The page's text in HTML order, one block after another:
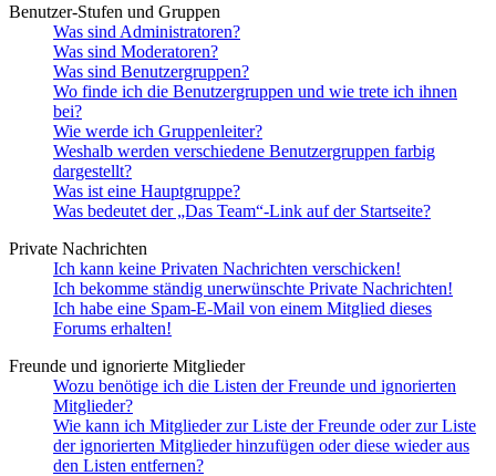
Benutzer-Stufen und Gruppen
Was sind Administratoren?
Was sind Moderatoren?
Was sind Benutzergruppen?
Wo finde ich die Benutzergruppen und wie trete ich ihnen
bei?
Wie werde ich Gruppenleiter?
Weshalb werden verschiedene Benutzergruppen farbig
dargestellt?
Was ist eine Hauptgruppe?
Was bedeutet der „Das Team“-Link auf der Startseite?
Private Nachrichten
Ich kann keine Privaten Nachrichten verschicken!
Ich bekomme ständig unerwünschte Private Nachrichten!
Ich habe eine Spam-E-Mail von einem Mitglied dieses
Forums erhalten!
Freunde und ignorierte Mitglieder
Wozu benötige ich die Listen der Freunde und ignorierten
Mitglieder?
Wie kann ich Mitglieder zur Liste der Freunde oder zur Liste
der ignorierten Mitglieder hinzufügen oder diese wieder aus
den Listen entfernen?